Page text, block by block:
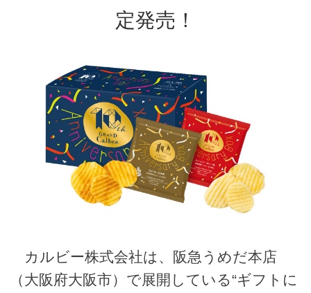
定発売！
カルビー株式会社は、阪急うめだ本店
（大阪府大阪市）で展開している“ギフトに